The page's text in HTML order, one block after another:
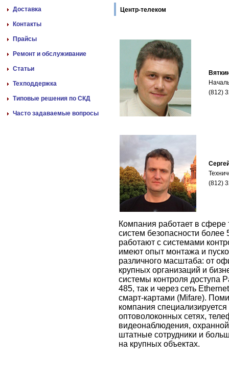
Доставка
Контакты
Прайсы
Ремонт и обслуживание
Статьи
Техподдержка
Типовые решения по СКД
Часто задаваемые вопросы
Центр-телеком
(812)
(812)
Компания работает в
систем безопасности
работают с системами
имеют опыт монтажа и
различного масштаба: от
крупных организаций и
системы контроля доступа
485, так и через сеть
смарт-картами (Mifare).
компания
оптоволоконных сетях,
видеонаблюдения,
штатные сотрудники и
на крупных объектах.